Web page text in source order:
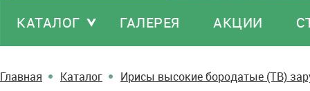
КАТАЛОГ ГАЛЕРЕЯ АКЦИИ
Главная Каталог Ирисы высокие бородатые (TB)